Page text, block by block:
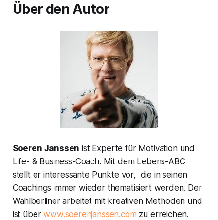
Über den Autor
Soeren Janssen ist Experte für Motivation und
Life- & Business-Coach. Mit dem Lebens-ABC
stellt er interessante Punkte vor, die in seinen
Coachings immer wieder thematisiert werden. Der
Wahlberliner arbeitet mit kreativen Methoden und
ist überwww.soerenjanssen.com zu erreichen.